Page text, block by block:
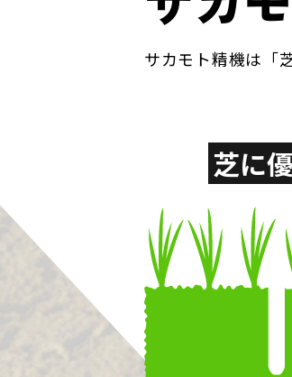
サカモト精機は「
芝に